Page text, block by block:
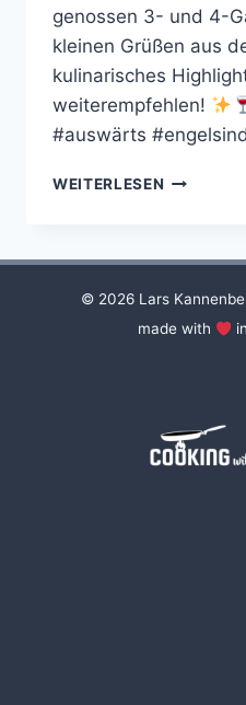
genossen 3- und 4-
kleinen Grüßen aus
kulinarisches
weiterempfehlen!
#auswärts
WEITERLESEN FRIENDS
DER
BURG
(2025)
© 2026 Lars
made with